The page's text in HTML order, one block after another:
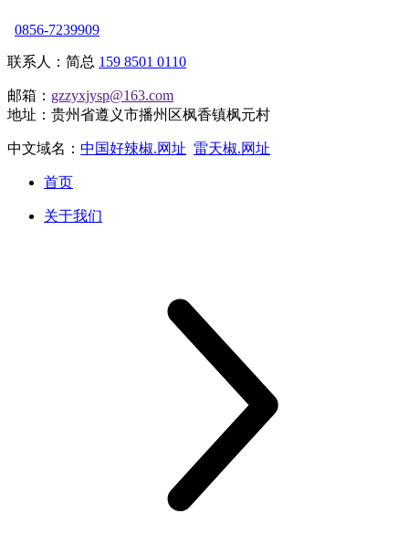
0856-7239909
联系人：简总 159 8501 0110
邮箱： gzzyxjysp@163.com
地址：贵州省遵义市播州区枫香镇枫元村
中文域名： 中国好辣椒.网址 雷天椒.网址
首页
关于我们